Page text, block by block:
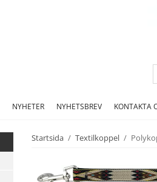
NYHETER NYHETSBREV KONTAKTA
Startsida / Textilkoppel /